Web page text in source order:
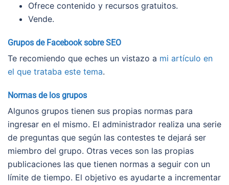
Ofrece contenido y recursos gratuitos.
Vende.
Grupos de Facebook sobre SEO
Te recomiendo que eches un vistazo a mi artículo en
el que trataba este tema.
Normas de los grupos
Algunos grupos tienen sus propias normas para
ingresar en el mismo. El administrador realiza una serie
de preguntas que según las contestes te dejará ser
miembro del grupo. Otras veces son las propias
publicaciones las que tienen normas a seguir con un
límite de tiempo. El objetivo es ayudarte a incrementar